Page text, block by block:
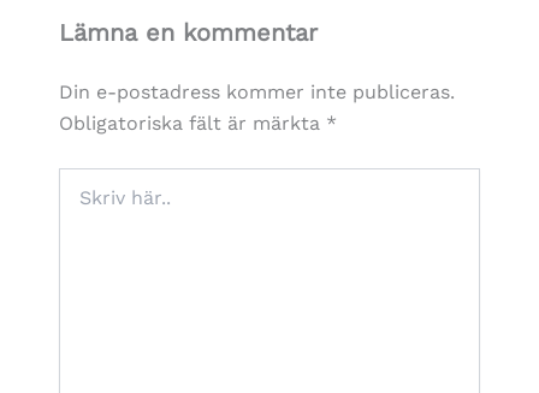
Lämna en kommentar
Din e-postadress kommer inte publiceras.
Obligatoriska fält är märkta *
här..